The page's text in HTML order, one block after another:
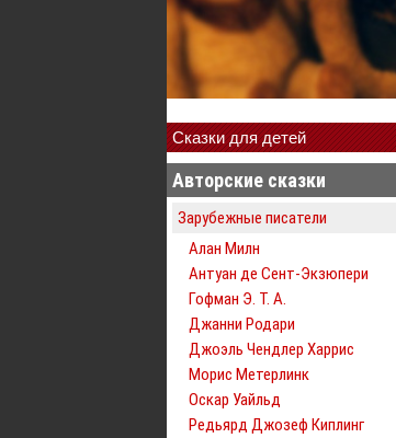
Сказки для детей
Авторские сказки
Зарубежные писатели
Алан Милн
Антуан де Сент-Экзюпери
Гофман Э. Т. А.
Джанни Родари
Джоэль Чендлер Харрис
Морис Метерлинк
Оскар Уайльд
Редьярд Джозеф Киплинг